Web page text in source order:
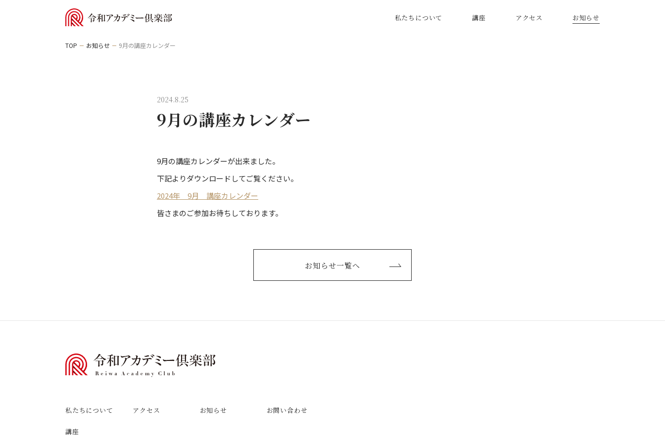
私たちについて 講座
食べる
アクセス お知らせ
TOP お知らせ 9月の講座カレンダー
2024.8.25
9月の講座カレンダー
9月の講座カレンダーが出来ました。
下記よりダウンロードしてご覧ください。
2024年 9月 講座カレンダー
皆さまのご参加お待ちしております。
お知らせ一覧へ
私たちについて
講座
アクセス お知らせ お問い合わせ